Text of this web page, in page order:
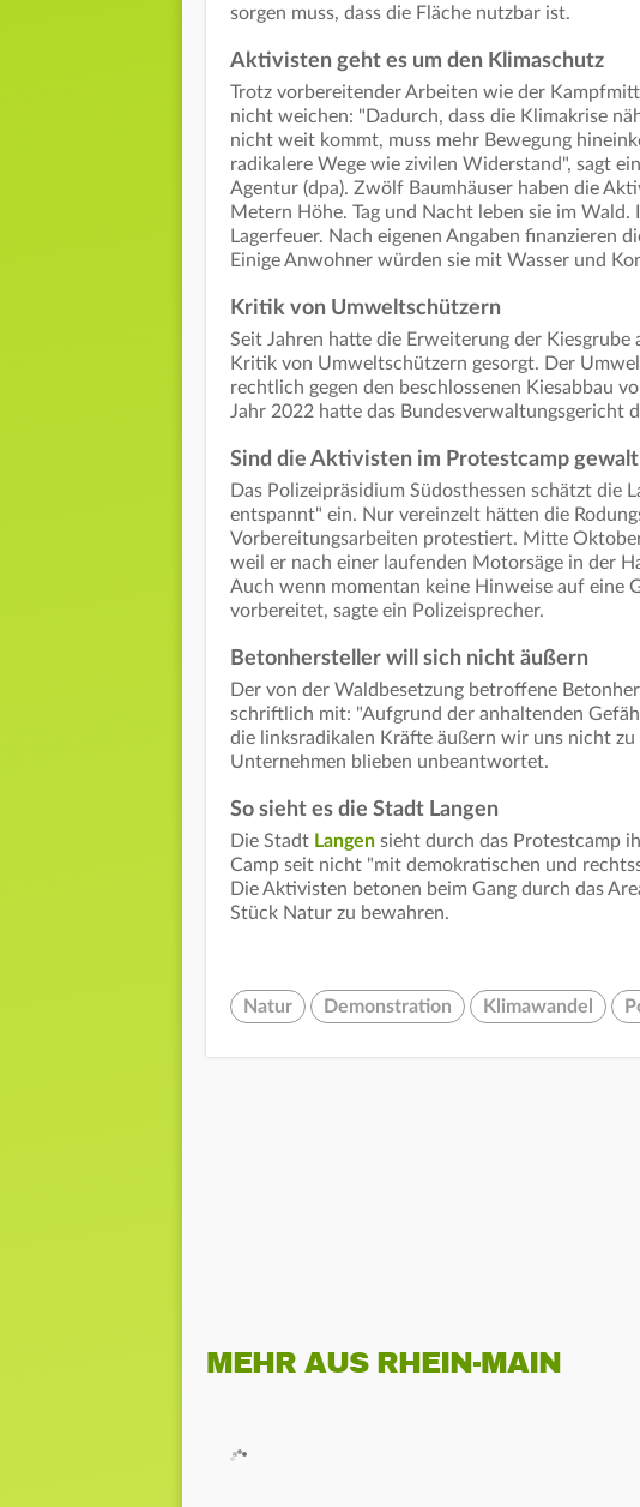
sorgen muss, dass die Fläche nutzbar ist.
Aktivisten geht es um den Klimaschutz
Trotz vorbereitender Arbeiten wie der
nicht weichen: "Dadurch, dass die Klimakrise
nicht weit kommt, muss mehr Bewegung
radikalere Wege wie zivilen Widerstand", sagt
Agentur (dpa). Zwölf Baumhäuser haben die
Metern Höhe. Tag und Nacht leben sie im
Lagerfeuer. Nach eigenen Angaben finanzieren
Einige Anwohner würden sie mit Wasser und
Kritik von Umweltschützern
Seit Jahren hatte die Erweiterung der
Kritik von Umweltschützern gesorgt. Der
rechtlich gegen den beschlossenen Kiesabbau
Jahr 2022 hatte das Bundesverwaltungsgericht
Sind die Aktivisten im Protestcamp
Das Polizeipräsidium Südosthessen schätzt die
entspannt" ein. Nur vereinzelt hätten die
Vorbereitungsarbeiten protestiert. Mitte
weil er nach einer laufenden Motorsäge in der
Auch wenn momentan keine Hinweise auf eine
vorbereitet, sagte ein Polizeisprecher.
Betonhersteller will sich nicht äußern
Der von der Waldbesetzung betroffene
schriftlich mit: "Aufgrund der anhaltenden
die linksradikalen Kräfte äußern wir uns nicht zu
Unternehmen blieben unbeantwortet.
So sieht es die Stadt Langen
Die Stadt Langen sieht durch das Protestcamp
Camp seit nicht "mit demokratischen und
Die Aktivisten betonen beim Gang durch das
Stück Natur zu bewahren.
Natur Demonstration Klimawandel
MEHR AUS RHEIN-MAIN